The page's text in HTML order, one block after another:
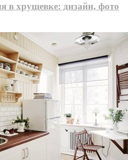
в хрущевке: дизайн, фото